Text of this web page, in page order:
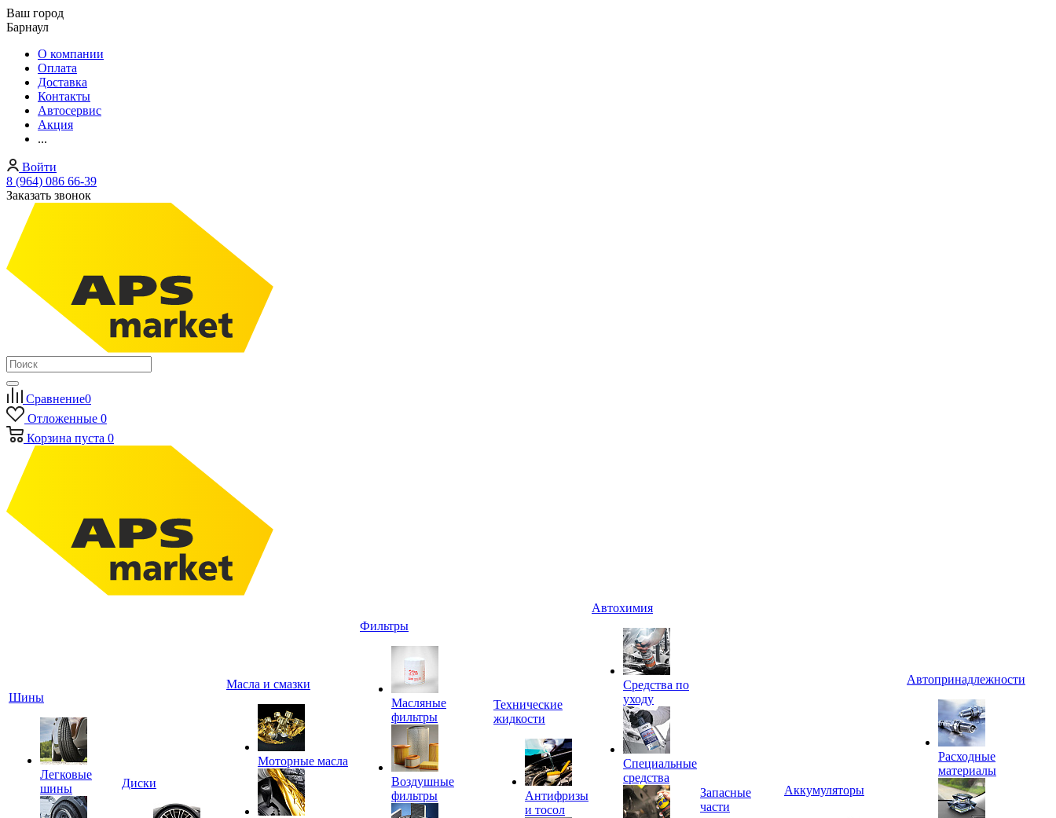
Ваш город
Барнаул
О компании
Оплата
Доставка
Контакты
Автосервис
Акция
...
Войти
8 (964) 086 66-39
Заказать звонок
Сравнение0
Отложенные 0
Корзина пуста 0
Шины
Легковые
шины
Диски
Масла и смазки
Моторные масла
Фильтры
Масляные
фильтры
Воздушные
фильтры
Технические
жидкости
Антифризы
и тосол
Автохимия
Средства по
уходу
Специальные
средства
Запасные
части
Аккумуляторы
Автопринадлежности
Расходные
материалы